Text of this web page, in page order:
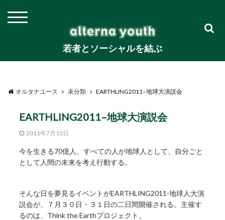
若者とソーシャルを結ぶ
オルタナユース 未分類 EARTHLING2011–地球大演説会
EARTHLING2011–地球大演説会
2011年7月15日
今を生きる70億人、すべての人が地球人として、自分ごと
として人間の未来を考え行動する。
そんな日を夢見るイベントがEARTHLING2011-地球人大演
説会が、７月３０日・３１日の二日間開催される。主催す
るのは、Think the Earthプロジェクト。